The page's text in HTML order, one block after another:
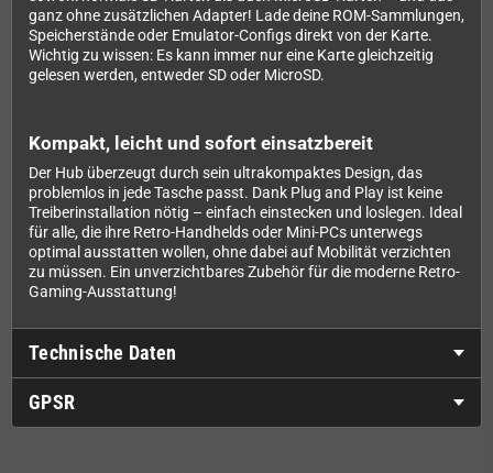
ganz ohne zusätzlichen Adapter! Lade deine ROM-Sammlungen,
Speicherstände oder Emulator-Configs direkt von der Karte.
Wichtig zu wissen: Es kann immer nur eine Karte gleichzeitig
gelesen werden, entweder SD oder MicroSD.
Kompakt, leicht und sofort einsatzbereit
Der Hub überzeugt durch sein ultrakompaktes Design, das
problemlos in jede Tasche passt. Dank Plug and Play ist keine
Treiberinstallation nötig – einfach einstecken und loslegen. Ideal
für alle, die ihre Retro-Handhelds oder Mini-PCs unterwegs
optimal ausstatten wollen, ohne dabei auf Mobilität verzichten
zu müssen. Ein unverzichtbares Zubehör für die moderne Retro-
Gaming-Ausstattung!
Technische Daten
GPSR